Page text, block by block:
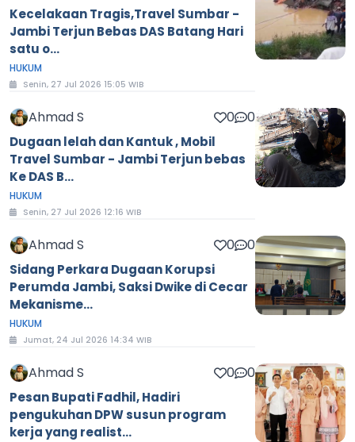
Kecelakaan Tragis,Travel Sumbar -
Jambi Terjun Bebas DAS Batang Hari
satu o...
HUKUM
Senin, 27 Jul 2026 15:05 WIB
Ahmad S 0 0
Dugaan lelah dan Kantuk , Mobil
Travel Sumbar - Jambi Terjun bebas
Ke DAS B...
HUKUM
Senin, 27 Jul 2026 12:16 WIB
Ahmad S 0 0
Sidang Perkara Dugaan Korupsi
Perumda Jambi, Saksi Dwike di Cecar
Mekanisme...
HUKUM
Jumat, 24 Jul 2026 14:34 WIB
Ahmad S 0 0
Pesan Bupati Fadhil, Hadiri
pengukuhan DPW susun program
kerja yang realist...